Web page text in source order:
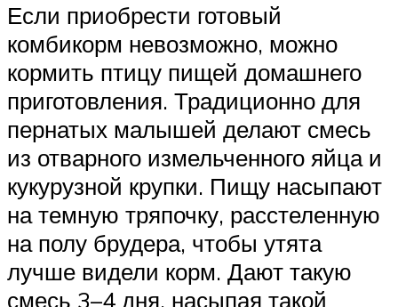
Если приобрести готовый
комбикорм невозможно, можно
кормить птицу пищей домашнего
приготовления. Традиционно для
пернатых малышей делают смесь
из отварного измельченного яйца и
кукурузной крупки. Пищу насыпают
на темную тряпочку, расстеленную
на полу брудера, чтобы утята
лучше видели корм. Дают такую
смесь 3–4 дня, насыпая такой